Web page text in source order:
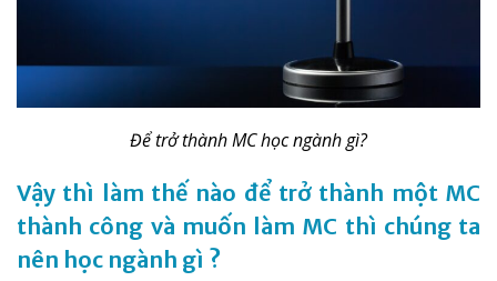
Để trở thành MC học ngành gì?
Vậy thì làm thế nào để trở thành một MC
thành công và muốn làm MC thì chúng ta
nên học ngành gì ?